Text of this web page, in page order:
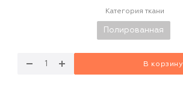
Категория ткани
Полированная
В корзину